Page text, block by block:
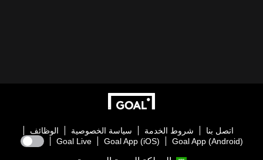
اتصل بنا شروط الخدمة سياسة الخصوصية
الوظائف
Goal App (Android)
Goal App (iOS)
Goal Live